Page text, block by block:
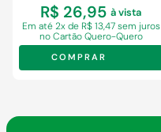
R$ 26,95 à vista
Em até 2x de R$ 13,47 sem juros
no Cartão Quero-Quero
COMPRAR